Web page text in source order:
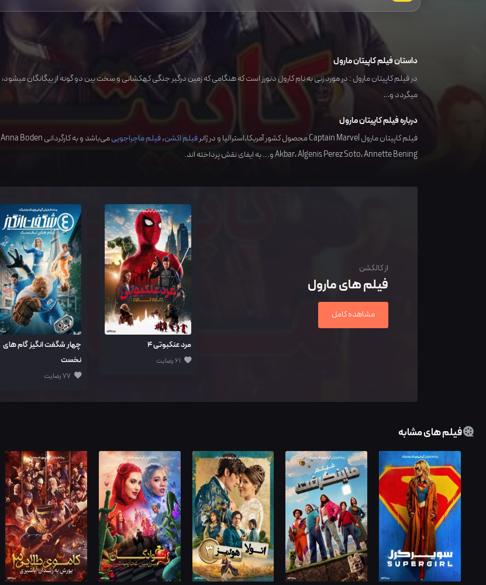
داستان فیلم کاپیتان مارول
می‎گردد و…
درباره فیلم کاپیتان مارول
فیلم کاپیتان مارول Captain Marvel محصول کشور آمریکا,استرالیاو در ژانرفیلم اکشن,فیلم ماجراجوییمی‌باشد و به کارگردانیAnna Boden
Akbar،Algenis Perez Soto،Annette Bening و... به ایفای نقش پرداخته اند.
از کالکشن
فیلم های مارول
مشاهده کامل
مرد عنکبوتی ۴
چهار شگفت انگیز گام های
نخست
77 رضایت
فیلم های مشابه